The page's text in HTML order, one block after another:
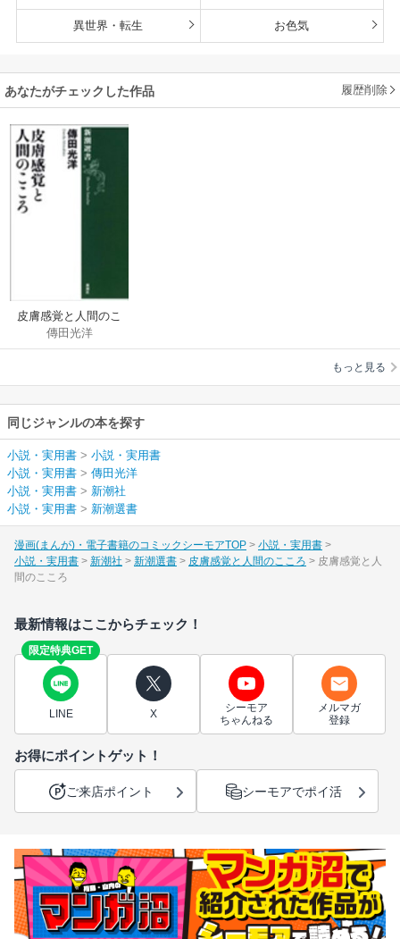
異世界・転生 お色気
あなたがチェックした作品 履歴削除
皮膚感覚と人間のこ
ころ
傳田光洋
もっと見る
同じジャンルの本を探す
小説・実用書 > 小説・実用書
小説・実用書 > 傳田光洋
小説・実用書 > 新潮社
小説・実用書 > 新潮選書
漫画(まんが)・電子書籍のコミックシーモアTOP
小説・実用書
小説・実用書
新潮社 新潮選書 皮膚感覚と人間のこころ
皮膚感覚と人
間のこころ
最新情報はここからチェック！
限定特典GET
LINE X
シーモア
ちゃんねる
メルマガ
登録
お得にポイントゲット！
ご来店ポイント シーモアでポイ活